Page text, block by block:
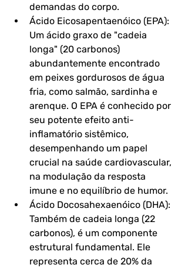
demandas do corpo.
Ácido Eicosapentaenóico (EPA):
Um ácido graxo de "cadeia
longa" (20 carbonos)
abundantemente encontrado
em peixes gordurosos de água
fria, como salmão, sardinha e
arenque. O EPA é conhecido por
seu potente efeito anti-
inflamatório sistêmico,
desempenhando um papel
crucial na saúde cardiovascular,
na modulação da resposta
imune e no equilíbrio de humor.
Ácido Docosahexaenóico (DHA):
Também de cadeia longa (22
carbonos), é um componente
estrutural fundamental. Ele
representa cerca de 20% da